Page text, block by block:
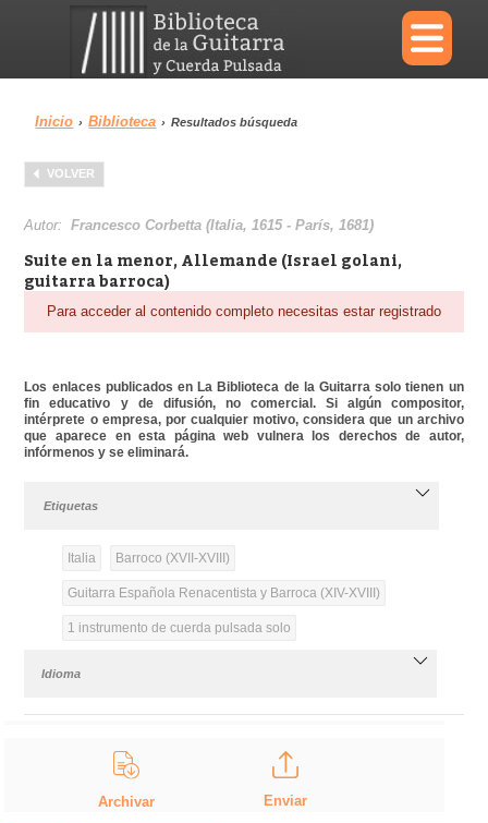
×
Menu
Biblioteca Diccionario
Área personal Reproductor
Inicio › Biblioteca › Resultados búsqueda
VOLVER
Autor:Francesco Corbetta (Italia, 1615 - París, 1681)
Suite en la menor, Allemande (Israel golani,
guitarra barroca)
Para acceder al contenido completo necesitas estar registrado
Los enlaces publicados en La Biblioteca de la Guitarra solo tienen un
fin educativo y de difusión, no comercial. Si algún compositor,
intérprete o empresa, por cualquier motivo, considera que un archivo
que aparece en esta página web vulnera los derechos de autor,
infórmenos y se eliminará.
Etiquetas
Italia Barroco (XVII-XVIII)
Guitarra Española Renacentista y Barroca (XIV-XVIII)
1 instrumento de cuerda pulsada solo
Idioma
Archivar Enviar